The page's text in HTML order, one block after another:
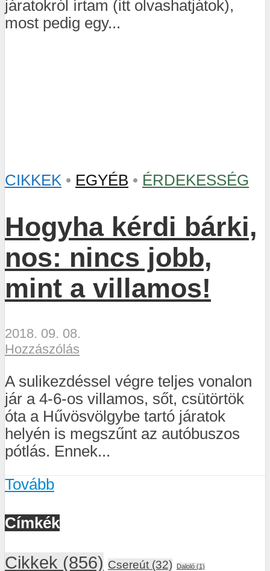
járatokról írtam (itt olvashatjátok),
most pedig egy...
CIKKEK • EGYÉB • ÉRDEKESSÉG
Hogyha kérdi bárki,
nos: nincs jobb,
mint a villamos!
2018. 09. 08.
Hozzászólás
A sulikezdéssel végre teljes vonalon
jár a 4-6-os villamos, sőt, csütörtök
óta a Hűvösvölgybe tartó járatok
helyén is megszűnt az autóbuszos
pótlás. Ennek...
Tovább
Címkék
Cikkek (856) Csereút (32) Daloló (1)